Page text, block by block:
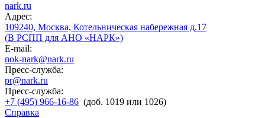
nark.ru
Адрес:
109240, Москва, Котельническая набережная д.17
(В РСПП для АНО «НАРК»)
E-mail:
nok-nark@nark.ru
Пресс-служба:
pr@nark.ru
Пресс-служба:
+7 (495) 966-16-86 (доб. 1019 или 1026)
Справка